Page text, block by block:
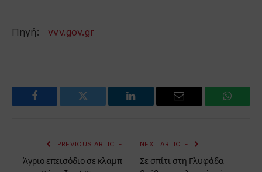
Πηγή:vvv.gov.gr
Facebook Twitter LinkedIn Email
PREVIOUS ARTICLE
Άγριο επεισόδιο σε κλαμπ
NEXT ARTICLE
Σε σπίτι στη Γλυφάδα